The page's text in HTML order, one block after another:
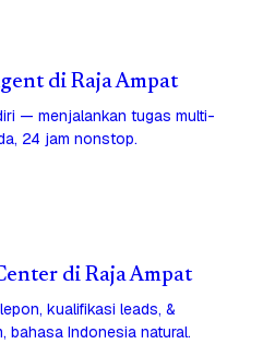
di Raja Ampat
— menjalankan tugas multi-
24 jam nonstop.
di Raja Ampat
kualifikasi leads, &
Indonesia natural.